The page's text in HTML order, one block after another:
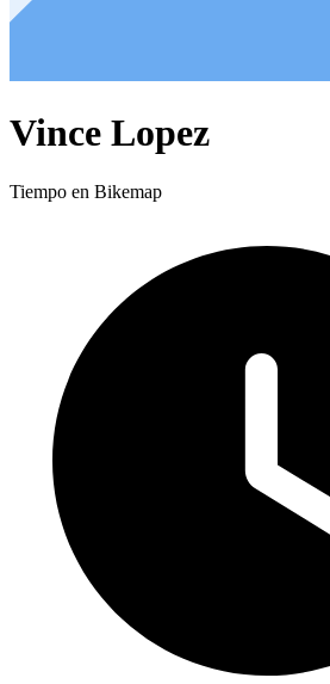
Vince Lopez
Tiempo en Bikemap